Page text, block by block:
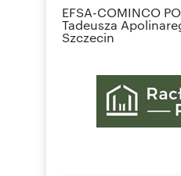
EFSA-COMINCO
Tadeusza
Szczecin